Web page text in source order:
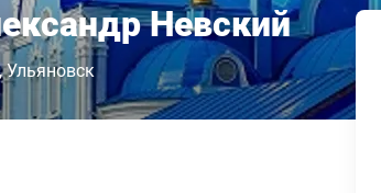
Невский
Ульяновск